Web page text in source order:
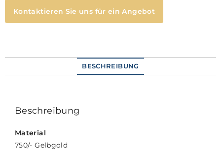
Kontaktieren Sie uns für ein Angebot
BESCHREIBUNG
Beschreibung
Material
750/- Gelbgold